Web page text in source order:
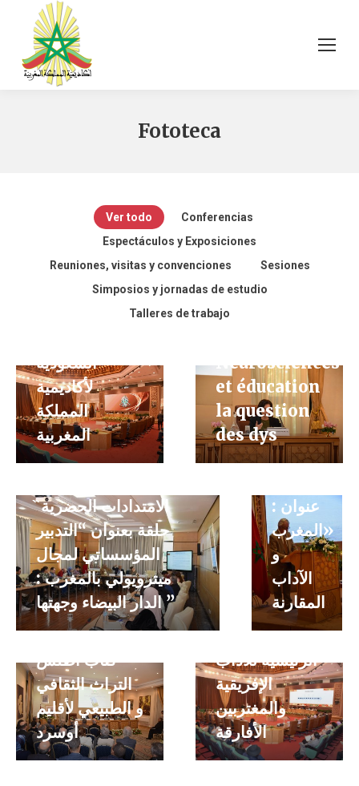
Fototeca
Ver todo
Conferencias
Espectáculos y Exposiciones
Reuniones, visitas y convenciones
Sesiones
Simposios y jornadas de estudio
Talleres de trabajoزيارة وفد ضباط
السعودية
لأكاديمية
المملكة
المغربية
Neurosciences
et éducation
la question
des dys
سلسلة حلقات علمية
الامتدادات الحضرية ̏
حلقة بعنوان “التدبير
المؤسساتي لمجال
ميترويولي بالمغرب :
الدار البيضاء وجهتها ”
افتتاحية
لإنطلاقة
كرسي
الآداب
المقارنة،
عنوان :
«المغرب
و
الآداب
المقارنة
كتاب أطلس
التراث الثقافي
و الطبيعي لأقليم
أوسرد
ندوة دولية تحت
عنوان: » سردية
الأصول
والتواريخ
الرئيسية للآداب
الإفريقية
والمغتربين
الأفارقة
سلسلة حلقات
علمية تحت
عنوان: »
الامتدادات
الحضرية » حلقة
محاضرة